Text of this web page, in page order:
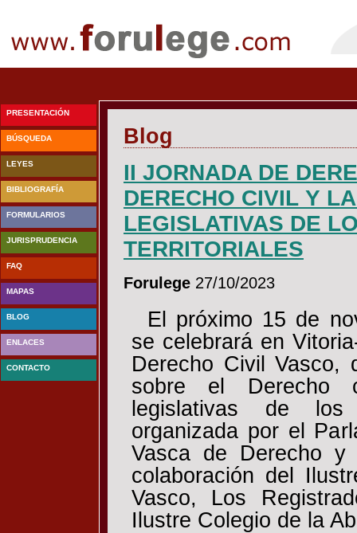
Blog
II JORNADA DE
DERECHO CIVIL Y
LEGISLATIVAS DE
TERRITORIALES
Forulege 27/10/2023
El próximo 15 de
se celebrará en
Derecho Civil Vasco,
sobre el Derecho
legislativas de los
organizada por el
Vasca de Derecho
colaboración del
Vasco, Los
Ilustre Colegio de la
PRESENTACIÓN
BÚSQUEDA
LEYES
BIBLIOGRAFÍA
FORMULARIOS
JURISPRUDENCIA
FAQ
MAPAS
BLOG
ENLACES
CONTACTO